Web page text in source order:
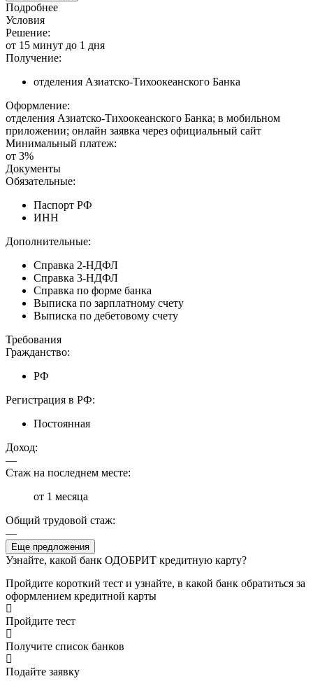
Подробнее
Условия
Решение:
от 15 минут до 1 дня
Получение:
отделения Азиатско-Тихоокеанского Банка
Оформление:
отделения Азиатско-Тихоокеанского Банка; в мобильном
приложении; онлайн заявка через официальный сайт
Минимальный платеж:
от 3%
Документы
Обязательные:
Паспорт РФ
ИНН
Дополнительные:
Справка 2-НДФЛ
Справка 3-НДФЛ
Справка по форме банка
Выписка по зарплатному счету
Выписка по дебетовому счету
Требования
Гражданство:
РФ
Регистрация в РФ:
Постоянная
Доход:
—
Стаж на последнем месте:
от 1 месяца
Общий трудовой стаж:
—
Еще предложения
Узнайте, какой банк ОДОБРИТ кредитную карту?
Пройдите короткий тест и узнайте, в какой банк обратиться за
оформлением кредитной карты
Пройдите тест
Получите список банков
Подайте заявку